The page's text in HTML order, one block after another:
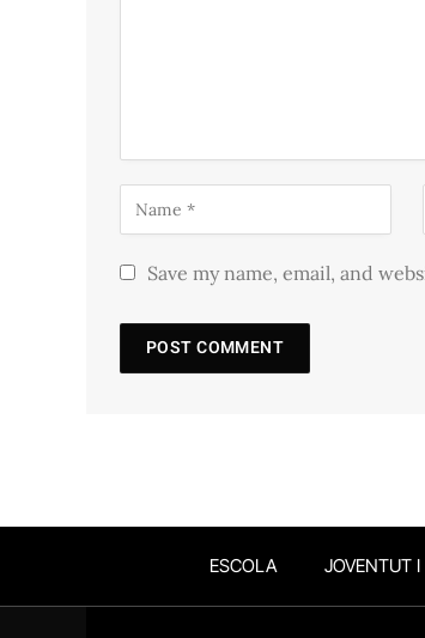
Save my name, email, and
ESCOLA JOVENTUT I